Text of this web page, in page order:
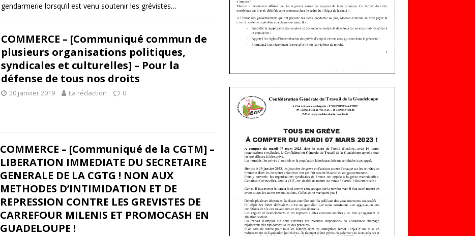
gendarmerie lorsqu’il est venu soutenir les grévistes…
COMMERCE – [Communiqué commun de
plusieurs organisations politiques,
syndicales et culturelles] – Pour la
défense de tous nos droits
20 janvier 2019 La rédaction 0
COMMERCE – [Communiqué de la CGTM] –
LIBERATION IMMEDIATE DU SECRETAIRE
GENERALE DE LA CGTG ! NON AUX
METHODES D’INTIMIDATION ET DE
REPRESSION CONTRE LES GREVISTES DE
CARREFOUR MILENIS ET PROMOCASH EN
GUADELOUPE !